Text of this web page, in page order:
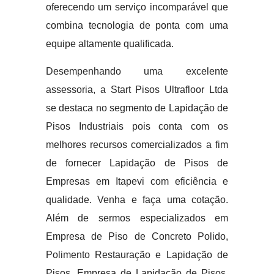
oferecendo um serviço incomparável que
combina tecnologia de ponta com uma
equipe altamente qualificada.
Desempenhando uma excelente
assessoria, a Start Pisos Ultrafloor Ltda
se destaca no segmento de Lapidação de
Pisos Industriais pois conta com os
melhores recursos comercializados a fim
de fornecer Lapidação de Pisos de
Empresas em Itapevi com eficiência e
qualidade. Venha e faça uma cotação.
Além de sermos especializados em
Empresa de Piso de Concreto Polido,
Polimento Restauração e Lapidação de